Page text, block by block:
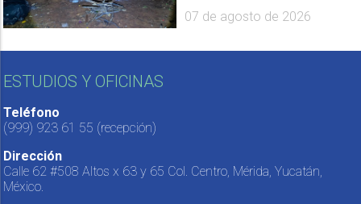
07 de agosto de 2026
ESTUDIOS Y OFICINAS
Teléfono
(999) 923 61 55 (recepción)
Dirección
Calle 62 #508 Altos x 63 y 65 Col. Centro, Mérida, Yucatán,
México.